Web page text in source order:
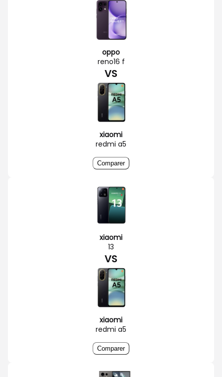
oppo
reno16 f
VS
xiaomi
redmi a5
Comparer
xiaomi
13
VS
xiaomi
redmi a5
Comparer